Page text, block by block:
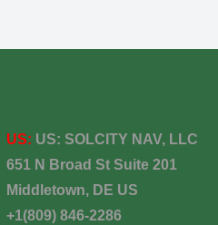
US: US: SOLCITY NAV, LLC
651 N Broad St Suite 201
Middletown, DE US
+1(809) 846-2286